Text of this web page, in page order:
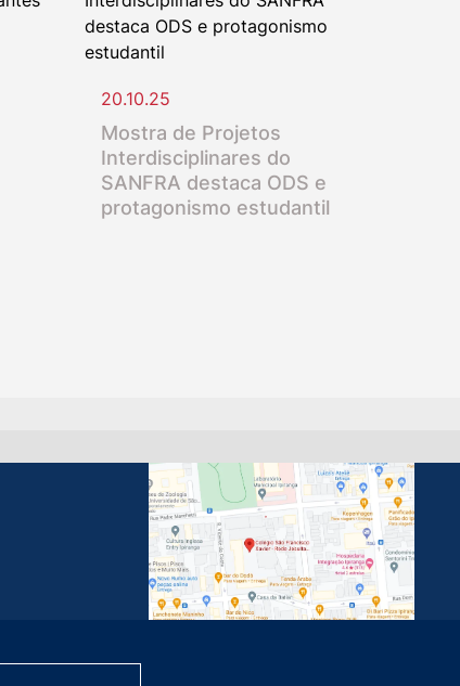
20.10.25
Mostra de Projetos
Interdisciplinares do
SANFRA destaca ODS e
protagonismo estudantil